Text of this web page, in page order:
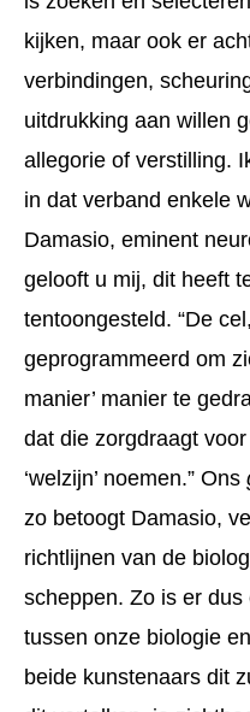
kijken, maar ook er
verbindingen,
uitdrukking aan willen
allegorie of verstilling.
in dat verband enkele
Damasio, eminent
gelooft u mij, dit heeft
tentoongesteld. “De
geprogrammeerd om
manier’ manier te
dat die zorgdraagt
‘welzijn’ noemen.” Ons
zo betoogt Damasio,
richtlijnen van de
scheppen. Zo is er
tussen onze biologie
beide kunstenaars dit